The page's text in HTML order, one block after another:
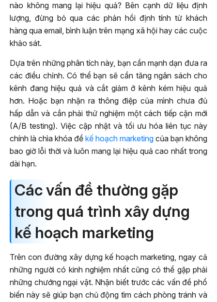
nào không mang lại hiệu quả? Bên cạnh dữ liệu định
lượng, đừng bỏ qua các phản hồi định tính từ khách
hàng qua email, bình luận trên mạng xã hội hay các cuộc
khảo sát.
Dựa trên những phân tích này, bạn cần mạnh dạn đưa ra
các điều chỉnh. Có thể bạn sẽ cần tăng ngân sách cho
kênh đang hiệu quả và cắt giảm ở kênh kém hiệu quả
hơn. Hoặc bạn nhận ra thông điệp của mình chưa đủ
hấp dẫn và cần phải thử nghiệm một cách tiếp cận mới
(A/B testing). Việc cập nhật và tối ưu hóa liên tục này
chính là chìa khóa để kế hoạch marketing của bạn không
bao giờ lỗi thời và luôn mang lại hiệu quả cao nhất trong
dài hạn.
Các vấn đề thường gặp
trong quá trình xây dựng
kế hoạch marketing
Trên con đường xây dựng kế hoạch marketing, ngay cả
những người có kinh nghiệm nhất cũng có thể gặp phải
những chướng ngại vật. Nhận biết trước các vấn đề phổ
biến này sẽ giúp bạn chủ động tìm cách phòng tránh và